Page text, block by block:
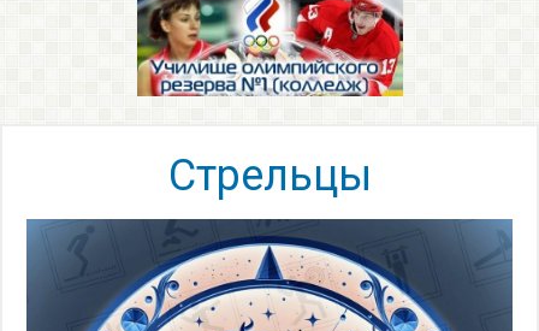
Стрельцы